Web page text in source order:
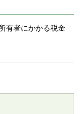
有者にかかる税金